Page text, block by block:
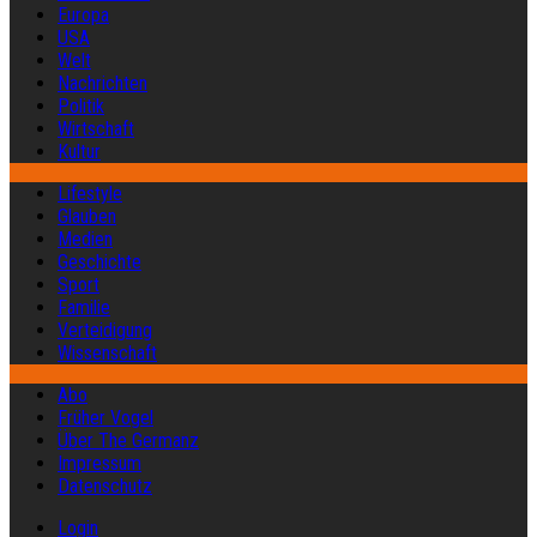
Europa
USA
Welt
Nachrichten
Politik
Wirtschaft
Kultur
Lifestyle
Glauben
Medien
Geschichte
Sport
Familie
Verteidigung
Wissenschaft
Abo
Früher Vogel
Über The Germanz
Impressum
Datenschutz
Login